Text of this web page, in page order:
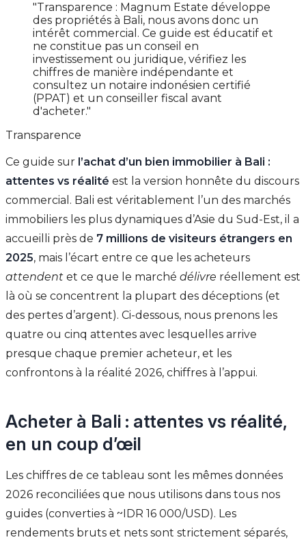
"Transparence : Magnum Estate développe
des propriétés à Bali, nous avons donc un
intérêt commercial. Ce guide est éducatif et
ne constitue pas un conseil en
investissement ou juridique, vérifiez les
chiffres de manière indépendante et
consultez un notaire indonésien certifié
(PPAT) et un conseiller fiscal avant
d'acheter."
Transparence
Ce guide sur l’achat d’un bien immobilier à Bali :
attentes vs réalité est la version honnête du discours
commercial. Bali est véritablement l’un des marchés
immobiliers les plus dynamiques d’Asie du Sud-Est, il a
accueilli près de 7 millions de visiteurs étrangers en
2025, mais l’écart entre ce que les acheteurs
attendent et ce que le marché délivre réellement est
là où se concentrent la plupart des déceptions (et
des pertes d’argent). Ci-dessous, nous prenons les
quatre ou cinq attentes avec lesquelles arrive
presque chaque premier acheteur, et les
confrontons à la réalité 2026, chiffres à l’appui.
Acheter à Bali : attentes vs réalité,
en un coup d’œil
Les chiffres de ce tableau sont les mêmes données
2026 reconciliées que nous utilisons dans tous nos
guides (converties à ~IDR 16 000/USD). Les
rendements bruts et nets sont strictement séparés,